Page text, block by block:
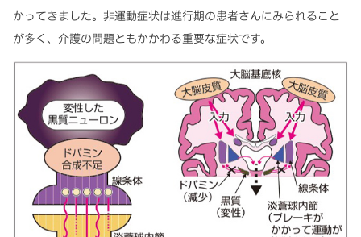
かってきました。非運動症状は進行期の患者さんにみられること
が多く、介護の問題ともかかわる重要な症状です。